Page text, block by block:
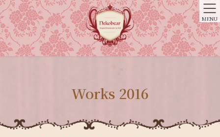
Works 2016
MENU